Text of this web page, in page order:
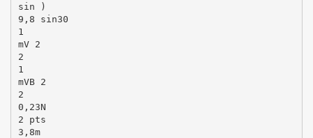
sin )
9,8 sin30
1
mV 2
2
1
mVB 2
2
0,23N
2 pts
3,8m